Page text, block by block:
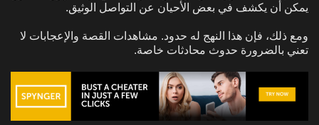
يمكن أن يكشف في بعض الأحيان عن التواصل الوثيق.
ومع ذلك، فإن هذا النهج له حدود. مشاهدات القصة والإعجابات لا
تعني بالضرورة حدوث محادثات خاصة.